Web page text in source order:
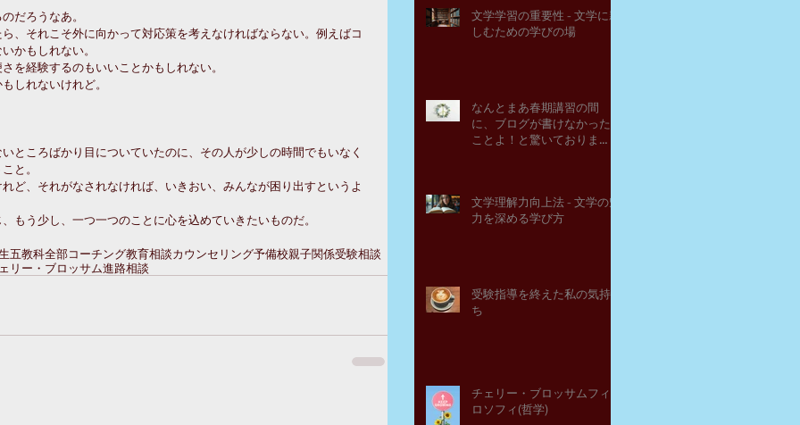
だろうなあ。
、それこそ外に向かって対応策を考えなければならない。例えばコ
かもしれない。
を経験するのもいいことかもしれない。
しれないけれど。
ところばかり目についていたのに、その人が少しの時間でもいなく
と。
ど、それがなされなければ、いきおい、みんなが困り出すというよ
もう少し、一つ一つのことに心を込めていきたいものだ。
五教科全部コーチング教育相談カウンセリング予備校親子関係受験相談
リー・ブロッサム進路相談
文学学習の重要性 - 文学に親
しむための学びの場
なんとまあ春期講習の間
に、ブログが書けなかった
ことよ！と驚いておりま
文学理解力向上法 - 文学の魅
力を深める学び方
受験指導を終えた私の気持
ち
チェリー・ブロッサムフィ
ロソフィ(哲学)